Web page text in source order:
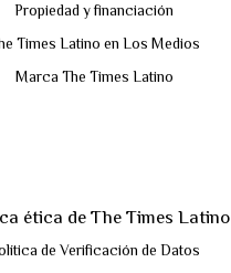
Propiedad y financiación
Times Latino en Los Medios
Marca The Times Latino
ética de The Times Latino
de Verificación de Datos